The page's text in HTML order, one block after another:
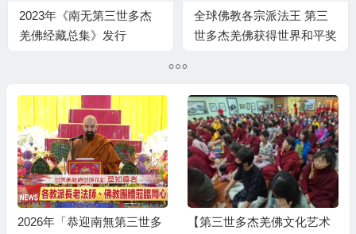
2023年《南无第三世多杰
羌佛经藏总集》发行
全球佛教各宗派法王 第三
世多杰羌佛获得世界和平奖
2026年「恭迎南無第三世多
【第三世多杰羌佛文化艺术